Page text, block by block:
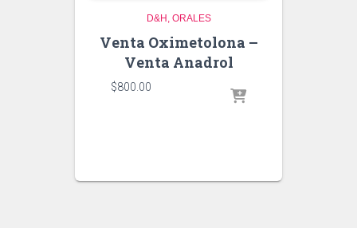
D&H ORALES
Venta Oximetolona –
Venta Anadrol
$800.00